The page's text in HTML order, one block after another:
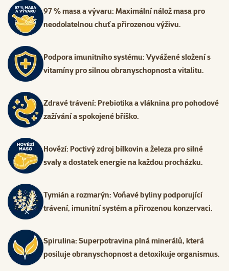
97 % masa a vývaru: Maximální nálož masa pro
neodolatelnou chuť a přirozenou výživu.
Podpora imunitního systému: Vyvážené složení s
vitamíny pro silnou obranyschopnost a vitalitu.
Zdravé trávení: Prebiotika a vláknina pro pohodové
zažívání a spokojené bříško.
Hovězí: Poctivý zdroj bílkovin a železa pro silné
svaly a dostatek energie na každou procházku.
Tymián a rozmarýn: Voňavé byliny podporující
trávení, imunitní systém a přirozenou konzervaci.
Spirulina: Superpotravina plná minerálů, která
posiluje obranyschopnost a detoxikuje organismus.